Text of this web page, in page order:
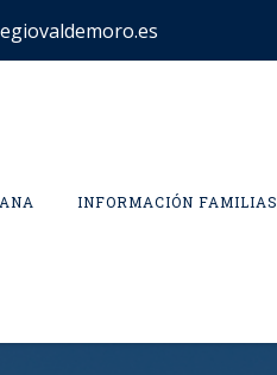
INFORMACIÓN FAMILIAS